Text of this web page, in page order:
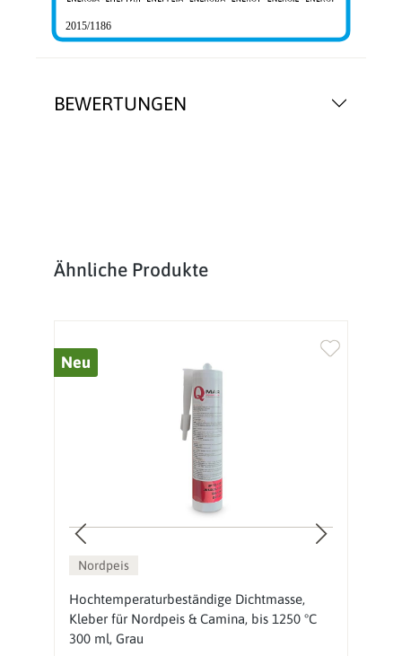
BEWERTUNGEN
2015/1186
Produktgalerie überspringen
Ähnliche Produkte
Neu
Nordpeis
Hochtemperaturbeständige Dichtmasse,
Kleber für Nordpeis & Camina, bis 1250 °C
300 ml, Grau